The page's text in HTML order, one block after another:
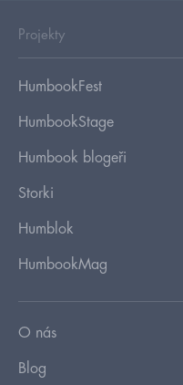
Projekty
HumbookFest
HumbookStage
Humbook blogeři
Storki
Humblok
HumbookMag
O nás
Blog